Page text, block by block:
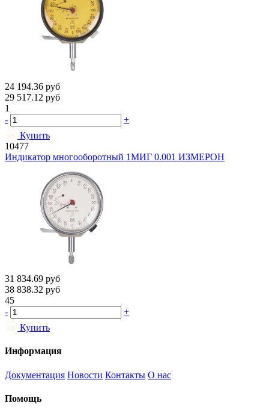
24 194.36 руб
29 517.12 руб
1
-
+
Купить
10477
Индикатор многооборотный 1МИГ 0.001 ИЗМЕРОН
31 834.69 руб
38 838.32 руб
45
-
+
Купить
Информация
Документация Новости Контакты О нас
Помощь